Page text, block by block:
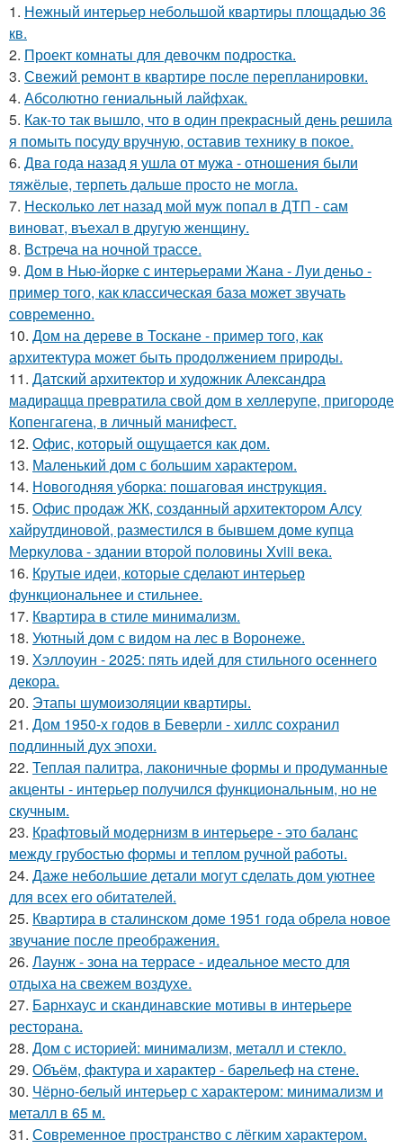
1. Нежный интерьер небольшой квартиры площадью 36
кв.
2. Проект комнаты для девочкм подростка.
3. Свежий ремонт в квартире после перепланировки.
4. Абсолютно гениальный лайфхак.
5. Как-то так вышло, что в один прекрасный день решила
я помыть посуду вручную, оставив технику в покое.
6. Два года назад я ушла от мужа - отношения были
тяжёлые, терпеть дальше просто не могла.
7. Несколько лет назад мой муж попал в ДТП - сам
виноват, въехал в другую женщину.
8. Встреча на ночной трассе.
9. Дом в Нью-йорке с интерьерами Жана - Луи деньо -
пример того, как классическая база может звучать
современно.
10. Дом на дереве в Тоскане - пример того, как
архитектура может быть продолжением природы.
11. Датский архитектор и художник Александра
мадирацца превратила свой дом в хеллерупе, пригороде
Копенгагена, в личный манифест.
12. Офис, который ощущается как дом.
13. Маленький дом с большим характером.
14. Новогодняя уборка: пошаговая инструкция.
15. Офис продаж ЖК, созданный архитектором Алсу
хайрутдиновой, разместился в бывшем доме купца
Меркулова - здании второй половины Xviii века.
16. Крутые идеи, которые сделают интерьер
функциональнее и стильнее.
17. Квартира в стиле минимализм.
18. Уютный дом с видом на лес в Воронеже.
19. Хэллоуин - 2025: пять идей для стильного осеннего
декора.
20. Этапы шумоизоляции квартиры.
21. Дом 1950-х годов в Беверли - хиллс сохранил
подлинный дух эпохи.
22. Теплая палитра, лаконичные формы и продуманные
акценты - интерьер получился функциональным, но не
скучным.
23. Крафтовый модернизм в интерьере - это баланс
между грубостью формы и теплом ручной работы.
24. Даже небольшие детали могут сделать дом уютнее
для всех его обитателей.
25. Квартира в сталинском доме 1951 года обрела новое
звучание после преображения.
26. Лаунж - зона на террасе - идеальное место для
отдыха на свежем воздухе.
27. Барнхаус и скандинавские мотивы в интерьере
ресторана.
28. Дом с историей: минимализм, металл и стекло.
29. Объём, фактура и характер - барельеф на стене.
30. Чёрно-белый интерьер с характером: минимализм и
металл в 65 м.
31. Современное пространство с лёгким характером.